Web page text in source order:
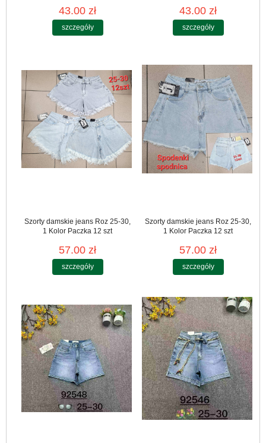
43.00 zł
szczegóły
43.00 zł
szczegóły
Szorty damskie jeans Roz 25-30,
1 Kolor Paczka 12 szt
57.00 zł
szczegóły
Szorty damskie jeans Roz 25-30,
1 Kolor Paczka 12 szt
57.00 zł
szczegóły